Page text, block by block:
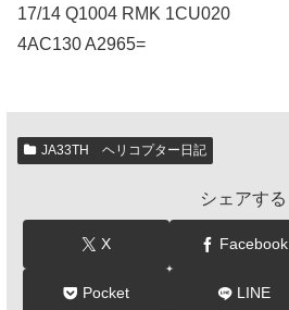
17/14 Q1004 RMK 1CU020
4AC130 A2965=
JA33TH ヘリコプター日記
シェアする
X Facebook
Pocket LINE